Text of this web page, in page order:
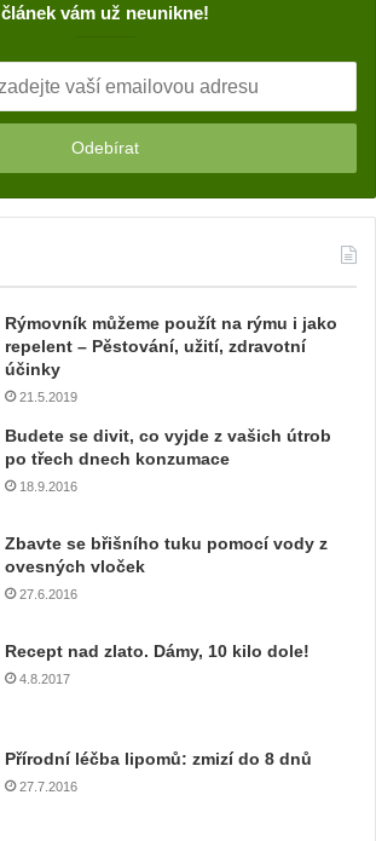
článek vám už neunikne!
Rýmovník můžeme použít na rýmu i jako
repelent – Pěstování, užití, zdravotní
účinky
21.5.2019
Budete se divit, co vyjde z vašich útrob
po třech dnech konzumace
18.9.2016
Zbavte se břišního tuku pomocí vody z
ovesných vloček
27.6.2016
Recept nad zlato. Dámy, 10 kilo dole!
4.8.2017
Přírodní léčba lipomů: zmizí do 8 dnů
27.7.2016